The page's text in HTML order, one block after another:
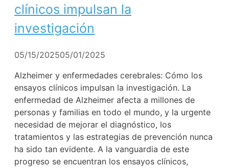
clínicos impulsan la
investigación
05/15/202505/01/2025
Alzheimer y enfermedades cerebrales: Cómo los
ensayos clínicos impulsan la investigación. La
enfermedad de Alzheimer afecta a millones de
personas y familias en todo el mundo, y la urgente
necesidad de mejorar el diagnóstico, los
tratamientos y las estrategias de prevención nunca
ha sido tan evidente. A la vanguardia de este
progreso se encuentran los ensayos clínicos,